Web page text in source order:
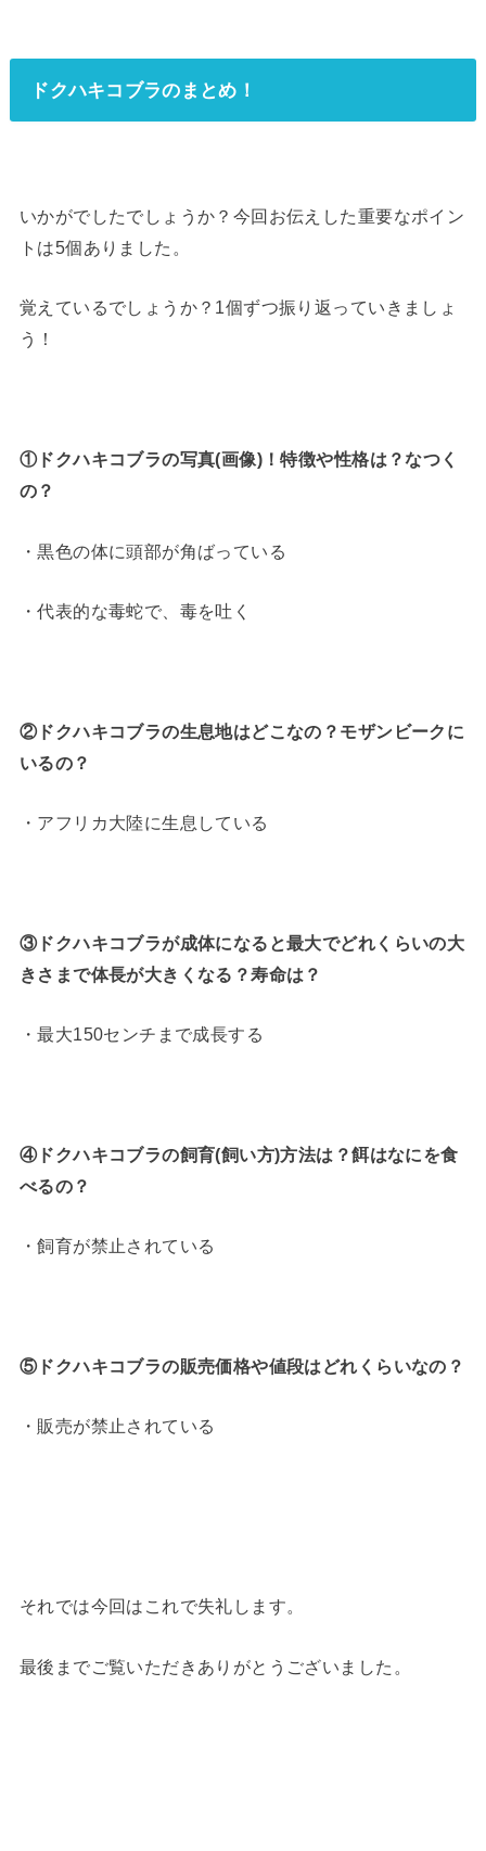
ドクハキコブラのまとめ！
いかがでしたでしょうか？今回お伝えした重要なポイン
トは5個ありました。
覚えているでしょうか？1個ずつ振り返っていきましょ
う！
①ドクハキコブラの写真(画像)！特徴や性格は？なつく
の？
・黒色の体に頭部が角ばっている
・代表的な毒蛇で、毒を吐く
②ドクハキコブラの生息地はどこなの？モザンビークに
いるの？
・アフリカ大陸に生息している
③ドクハキコブラが成体になると最大でどれくらいの大
きさまで体長が大きくなる？寿命は？
・最大150センチまで成長する
④ドクハキコブラの飼育(飼い方)方法は？餌はなにを食
べるの？
・飼育が禁止されている
⑤ドクハキコブラの販売価格や値段はどれくらいなの？
・販売が禁止されている
それでは今回はこれで失礼します。
最後までご覧いただきありがとうございました。